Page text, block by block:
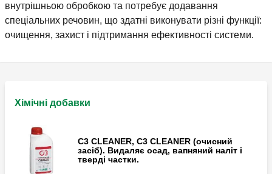
внутрішньою обробкою та потребує додавання
спеціальних речовин, що здатні виконувати різні функції:
очищення, захист і підтримання ефективності системи.
Хімічні добавки
C3 CLEANER, C3 CLEANER (очисний
засіб). Видаляє осад, вапняний наліт і
тверді частки.